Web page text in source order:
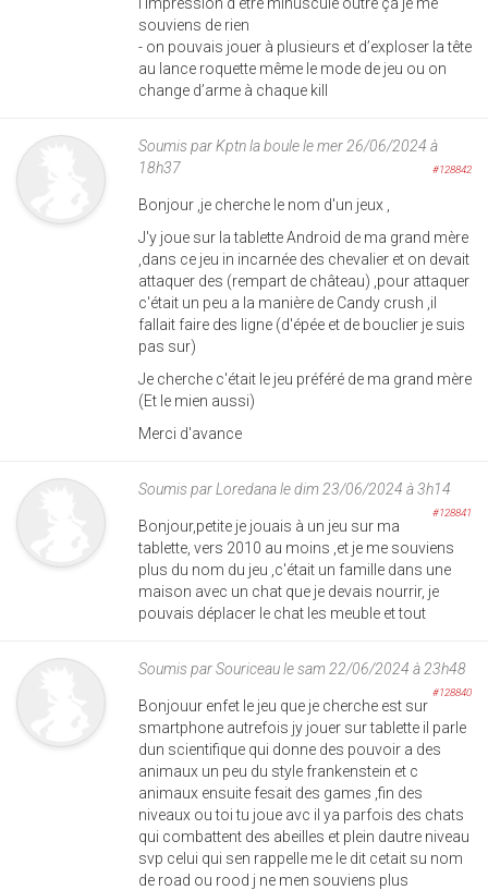
souviens de rien
- on pouvais jouer à plusieurs et d’exploser la tête
au lance roquette même le mode de jeu ou on
change d’arme à chaque kill
Soumis parKptn la boulele mer 26/06/2024 à
18h37
#128842
Bonjour ,je cherche le nom d'un jeux ,
J'y joue sur la tablette Android de ma grand mère
,dans ce jeu in incarnée des chevalier et on devait
attaquer des (rempart de château) ,pour attaquer
c'était un peu a la manière de Candy crush ,il
fallait faire des ligne (d'épée et de bouclier je suis
pas sur)
Je cherche c'était le jeu préféré de ma grand mère
(Et le mien aussi)
Merci d'avance
Soumis parLoredanale dim 23/06/2024 à 3h14
#128841
Bonjour,petite je jouais à un jeu sur ma
tablette, vers 2010 au moins ,et je me souviens
plus du nom du jeu ,c'était un famille dans une
maison avec un chat que je devais nourrir, je
pouvais déplacer le chat les meuble et tout
Soumis parSouriceaule sam 22/06/2024 à 23h48
#128840
Bonjouur enfet le jeu que je cherche est sur
smartphone autrefois jy jouer sur tablette il parle
dun scientifique qui donne des pouvoir a des
animaux un peu du style frankenstein et c
animaux ensuite fesait des games ,fin des
niveaux ou toi tu joue avc il ya parfois des chats
qui combattent des abeilles et plein dautre niveau
svp celui qui sen rappelle me le dit cetait su nom
de road ou rood j ne men souviens plus